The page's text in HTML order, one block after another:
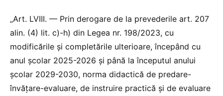
„Art. LVIII. — Prin derogare de la prevederile art. 207
alin. (4) lit. c)-h) din Legea nr. 198/2023, cu
modificările și completările ulterioare, începând cu
anul școlar 2025-2026 și până la începutul anului
școlar 2029-2030, norma didactică de predare-
învățare-evaluare, de instruire practică și de evaluare